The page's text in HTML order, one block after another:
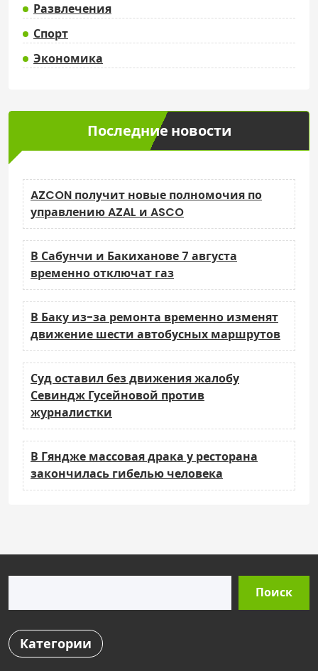
Развлечения
Спорт
Экономика
Последние новости
AZCON получит новые полномочия по
управлению AZAL и ASCO
В Сабунчи и Бакиханове 7 августа
временно отключат газ
В Баку из-за ремонта временно изменят
движение шести автобусных маршрутов
Суд оставил без движения жалобу
Севиндж Гусейновой против
журналистки
В Гяндже массовая драка у ресторана
закончилась гибелью человека
Поиск
Категории